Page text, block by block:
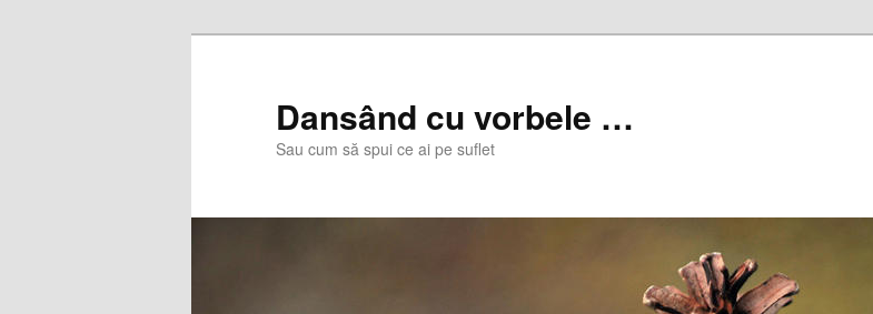
Dansând cu vorbele …
Sau cum să spui ce ai pe suflet